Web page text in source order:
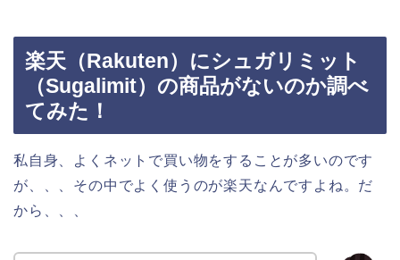
楽天（Rakuten）にシュガリミット
（Sugalimit）の商品がないのか調べ
てみた！
私自身、よくネットで買い物をすることが多いのです
が、、、その中でよく使うのが楽天なんですよね。だ
から、、、